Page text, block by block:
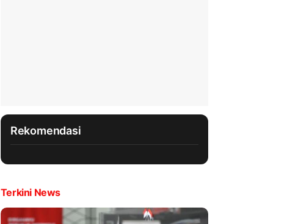
Rekomendasi
Terkini News